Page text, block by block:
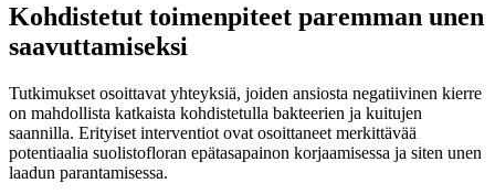
Kohdistetut toimenpiteet paremman unen
saavuttamiseksi
Tutkimukset osoittavat yhteyksiä, joiden ansiosta negatiivinen kierre
on mahdollista katkaista kohdistetulla bakteerien ja kuitujen
saannilla. Erityiset interventiot ovat osoittaneet merkittävää
potentiaalia suolistofloran epätasapainon korjaamisessa ja siten unen
laadun parantamisessa.